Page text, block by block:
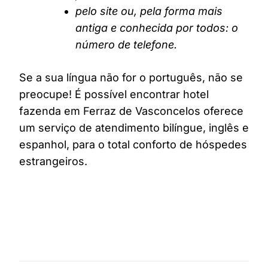
pelo site ou, pela forma mais
antiga e conhecida por todos: o
número de telefone.
Se a sua língua não for o português, não se
preocupe! É possível encontrar hotel
fazenda em Ferraz de Vasconcelos oferece
um serviço de atendimento bilíngue, inglês e
espanhol, para o total conforto de hóspedes
estrangeiros.